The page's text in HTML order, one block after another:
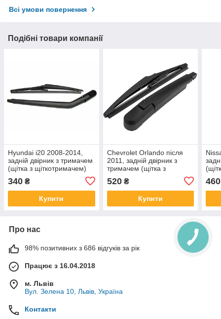
Всі умови повернення
Подібні товари компанії
Hyundai i20 2008-2014,
задній двірник з тримачем
(щітка з щіткотримачем)
340 ₴
Купити
Chevrolet Orlando після
2011, задній двірник з
тримачем (щітка з
520₴
Купити
460
Про нас
98% позитивних з 686 відгуків за рік
Працює з 16.04.2018
м. Львів
Вул. Зелена 10, Львів, Україна
Контакти